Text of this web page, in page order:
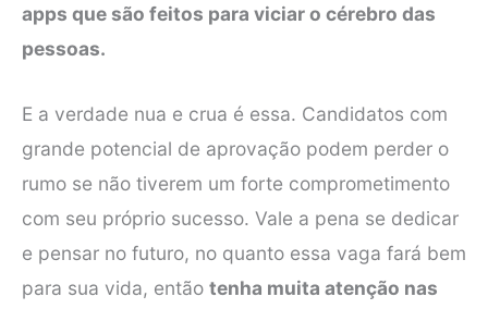
apps que são feitos para viciar o cérebro das
pessoas.
E a verdade nua e crua é essa. Candidatos com
grande potencial de aprovação podem perder o
rumo se não tiverem um forte comprometimento
com seu próprio sucesso. Vale a pena se dedicar
e pensar no futuro, no quanto essa vaga fará bem
para sua vida, então tenha muita atenção nas